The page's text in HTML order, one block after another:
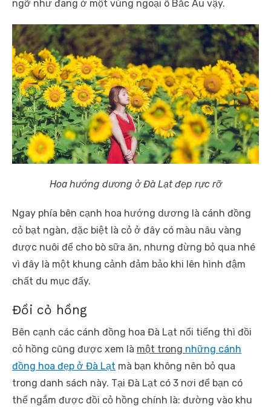
ngỡ như đang ở một vùng ngoại ô Bắc Âu vậy.
Hoa hướng dương ở Đà Lạt đẹp rực rỡ
Ngay phía bên cạnh hoa hướng dương là cánh đồng
cỏ bạt ngàn, đặc biệt là cỏ ở đây có màu nâu vàng
được nuôi để cho bò sữa ăn, nhưng đừng bỏ qua nhé
vì đây là một khung cảnh đảm bảo khi lên hình đậm
chất du mục đấy.
Đồi cỏ hồng
Bên cạnh các cánh đồng hoa Đà Lạt nổi tiếng thì đồi
cỏ hồng cũng được xem là một trong những cánh
đồng hoa đẹp ở Đà Lạt mà bạn không nên bỏ qua
trong danh sách này. Tại Đà Lạt có 3 nơi để bạn có
thể ngắm được đồi cỏ hồng chính là: đường vào khu